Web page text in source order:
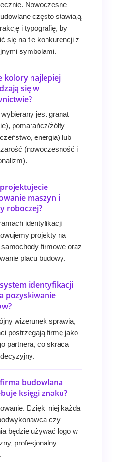
Nowoczesne
często stawiają
i typografię, by
się na tle konkurencji z
symbolami.
kolory najlepiej
się w
jest granat
pomarańcz/żółty
energia) lub
(nowoczesność i
maszyn i
roboczej?
identyfikacji
projekty na
firmowe oraz
placu budowy.
system identyfikacji
pozyskiwanie
wizerunek sprawia,
postrzegają firmę jako
partnera, co skraca
firma budowlana
księgi znaku?
Dzięki niej każda
czy
będzie używać logo w
profesjonalny